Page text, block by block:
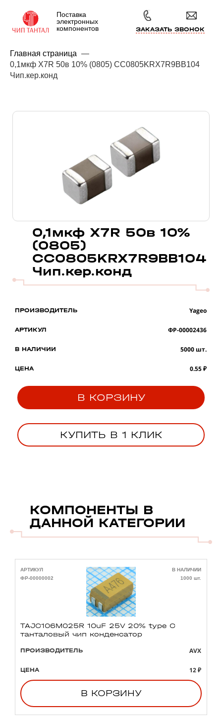
Поставка
электронных
компонентов
ЗАКАЗАТЬ ЗВОНОК
Главная страница —
0,1мкф X7R 50в 10% (0805) CC0805KRX7R9BB104
Чип.кер.конд
0,1мкф X7R 50в 10%
(0805)
CC0805KRX7R9BB104
Чип.кер.конд
ПРОИЗВОДИТЕЛЬ Yageo
АРТИКУЛ ФР-00002436
В НАЛИЧИИ 5000 шт.
ЦЕНА 0.55 ₽
В КОРЗИНУ
КУПИТЬ В 1 КЛИК
КОМПОНЕНТЫ В
ДАННОЙ КАТЕГОРИИ
АРТИКУЛ
ФР-00000002
В НАЛИЧИИ
1000 шт.
TAJC106M025R 10uF 25V 20% type C
танталовый чип конденсатор
ПРОИЗВОДИТЕЛЬ AVX
ЦЕНА 12 ₽
В КОРЗИНУ